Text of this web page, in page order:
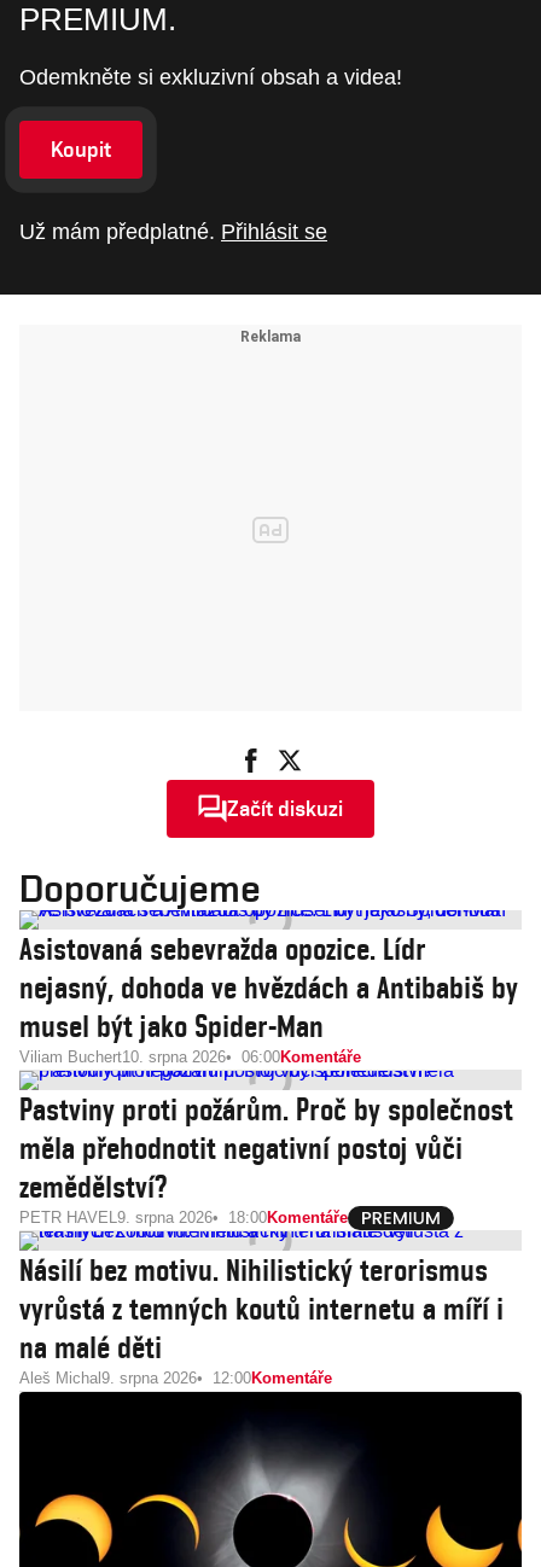
PREMIUM.
Odemkněte si exkluzivní obsah a videa!
Koupit
Už mám předplatné. Přihlásit se
Začít diskuzi
Doporučujeme
Asistovaná sebevražda opozice. Lídr
nejasný, dohoda ve hvězdách a Antibabiš by
musel být jako Spider-Man
Viliam Buchert10. srpna 2026 06:00Komentáře
Pastviny proti požárům. Proč by společnost
měla přehodnotit negativní postoj vůči
zemědělství?
PETR HAVEL9. srpna 2026 18:00Komentáře
Násilí bez motivu. Nihilistický terorismus
vyrůstá z temných koutů internetu a míří i
na malé děti
Aleš Michal 9. srpna 2026 12:00Komentáře